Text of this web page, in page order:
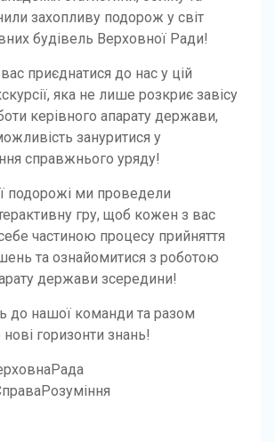
захопливу подорож у світ
будівель Верховної Ради!
приєднатися до нас у цій
яка не лише розкриє завісу
керівного апарату держави,
зануритися у
справжнього уряду!
подорожі ми проведели
гру, щоб кожен з вас
частиною процесу прийняття
та ознайомитися з роботою
держави зсередини!
до нашої команди та разом
горизонти знань!